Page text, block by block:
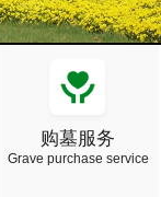
购墓服务
Grave purchase service